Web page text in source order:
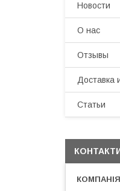
Новости
О нас
Отзывы
Доставка
Статьи